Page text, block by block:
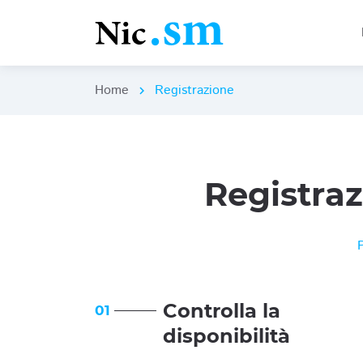
Home chevron_right Registrazione
01
Controlla la
disponibilità